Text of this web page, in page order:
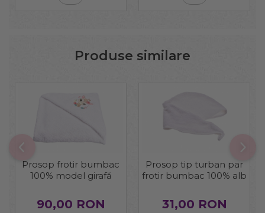
Produse similare
Prosop frotir bumbac
100% model girafă
90,00 RON
Prosop tip turban par
frotir bumbac 100% alb
31,00 RON